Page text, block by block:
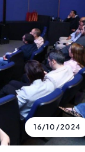
16/10/2024